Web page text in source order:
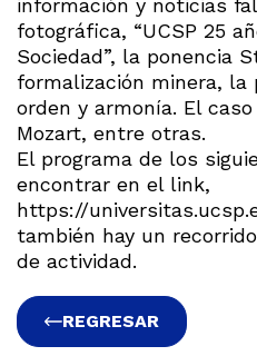
información y noticias
fotográfica, “UCSP 25
Sociedad”, la ponencia
formalización minera, la
orden y armonía. El
Mozart, entre otras.
El programa de los
encontrar en el link,
https://
también hay un
de actividad.
REGRESAR